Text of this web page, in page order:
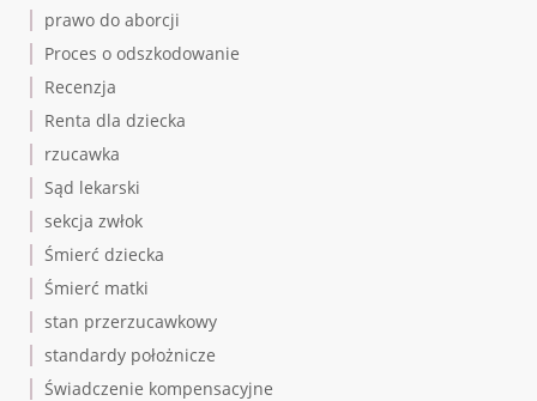
prawo do aborcji
Proces o odszkodowanie
Recenzja
Renta dla dziecka
rzucawka
Sąd lekarski
sekcja zwłok
Śmierć dziecka
Śmierć matki
stan przerzucawkowy
standardy położnicze
Świadczenie kompensacyjne